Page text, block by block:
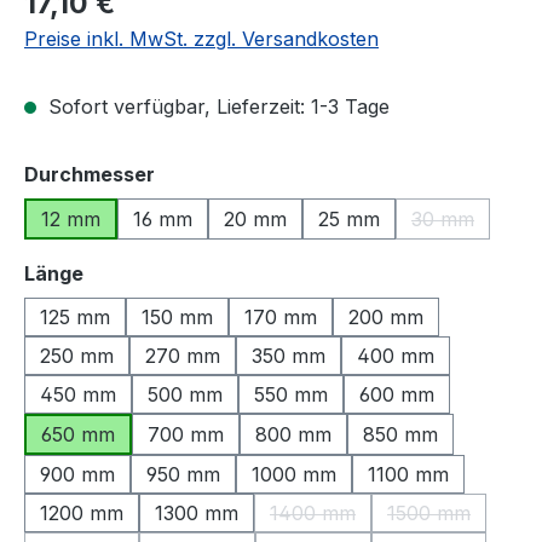
Preise inkl. MwSt. zzgl. Versandkosten
Sofort verfügbar, Lieferzeit: 1-3 Tage
Durchmesser
12 mm
16 mm 20 mm 25 mm 30 mm
(Diese
Längeauswählen
125 mm
150 mm 170 mm
200 mm
250 mm
270 mm 350 mm
400 mm
450 mm
500 mm 550 mm
600 mm
650 mm
700 mm 800 mm
850 mm
900 mm
950 mm 1000 mm
1100 mm
1200 mm
1300 mm 1400 mm
(Diese Option ist zurzeit
1500 mm
(Diese